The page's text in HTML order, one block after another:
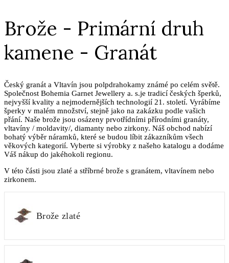
Brože - Primární druh
kamene - Granát
Český granát a Vltavín jsou polpdrahokamy známé po celém světě.
Společnost Bohemia Garnet Jewellery a. s.je tradicí českých šperků,
nejvyšší kvality a nejmodernějších technologií 21. století. Vyrábíme
šperky v malém množství, stejně jako na zakázku podle vašich
přání. Naše brože jsou osázeny prvotřídními přírodními granáty,
vltavíny / moldavity/, diamanty nebo zirkony. Náš obchod nabízí
bohatý výběr náramků, které se budou líbit zákazníkům všech
věkových kategorií. Vyberte si výrobky z našeho katalogu a dodáme
Váš nákup do jakéhokoli regionu.
V této části jsou zlaté a stříbrné brože s granátem, vltavínem nebo
zirkonem.
Brože zlaté